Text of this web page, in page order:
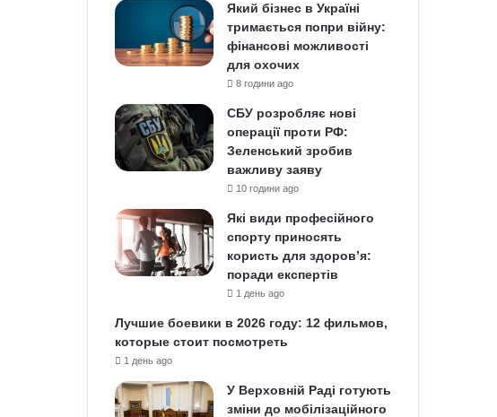
Який бізнес в Україні
тримається попри війну:
фінансові можливості
для охочих
8 години ago
СБУ розробляє нові
операції проти РФ:
Зеленський зробив
важливу заяву
10 години ago
Які види професійного
спорту приносять
користь для здоров’я:
поради експертів
1 день ago
Лучшие боевики в 2026 году: 12 фильмов,
которые стоит посмотреть
1 день ago
У Верховній Раді готують
зміни до мобілізаційного